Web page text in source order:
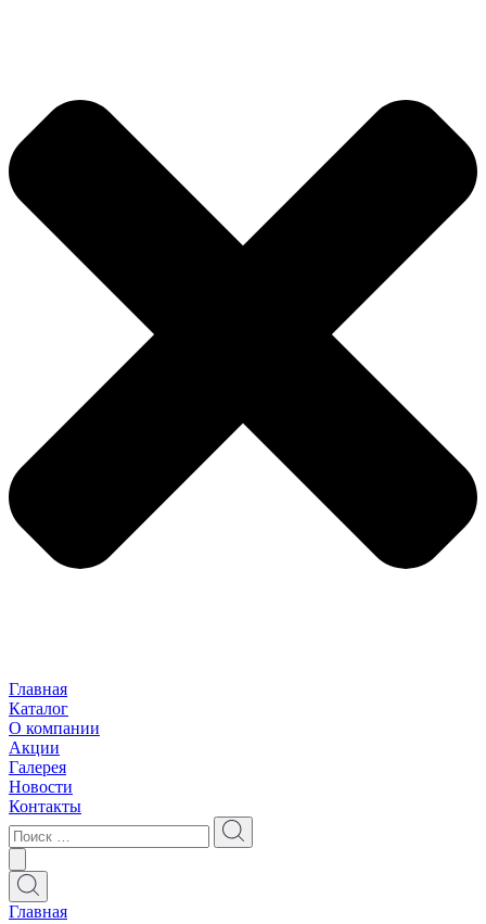
Главная
Каталог
О компании
Акции
Галерея
Новости
Контакты
Главная